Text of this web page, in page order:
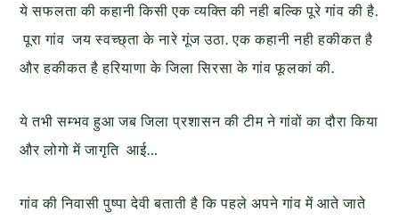
ये सफलता की कहानी किसी एक व्यक्ति की नही बल्कि पूरे गांव की है.
पूरा गांव जय स्वच्छ्ता के नारे गूंज उठा. एक कहानी नही हकीकत है
और हकीकत है हरियाणा के जिला सिरसा के गांव फूलकां की.
ये तभी सम्भव हुआ जब जिला प्रशासन की टीम ने गांवों का दौरा किया
और लोगो में जागृति आई…
गांव की निवासी पुष्पा देवी बताती है कि पहले अपने गांव में आते जाते